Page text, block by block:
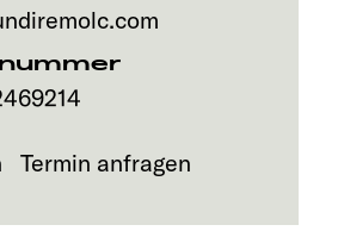
Termin anfragen